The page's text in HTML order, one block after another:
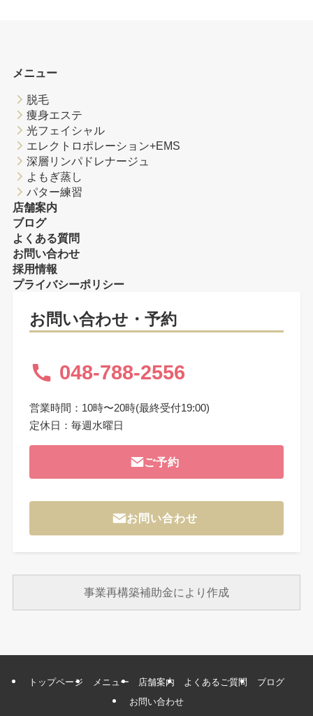
メニュー
脱毛
痩身エステ
光フェイシャル
エレクトロポレーション+EMS
深層リンパドレナージュ
よもぎ蒸し
パター練習
店舗案内
ブログ
よくある質問
お問い合わせ
採用情報
プライバシーポリシー
お問い合わせ・予約
048-788-2556
営業時間：10時〜20時(最終受付19:00)
定休日：毎週水曜日
ご予約
お問い合わせ
事業再構築補助金により作成
トップページ メニュー 店舗案内 よくあるご質問
ブログ
お問い合わせ